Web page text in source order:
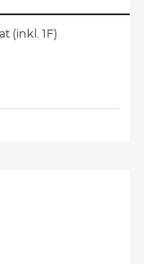
(inkl. 1F)